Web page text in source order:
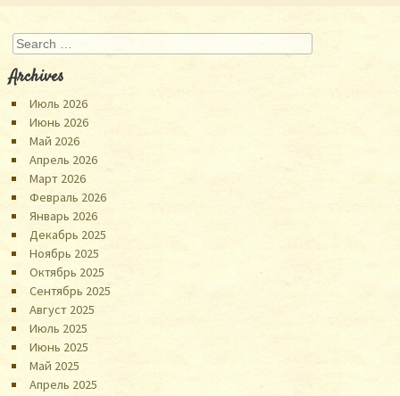
Search
Archives
Июль 2026
Июнь 2026
Май 2026
Апрель 2026
Март 2026
Февраль 2026
Январь 2026
Декабрь 2025
Ноябрь 2025
Октябрь 2025
Сентябрь 2025
Август 2025
Июль 2025
Июнь 2025
Май 2025
Апрель 2025